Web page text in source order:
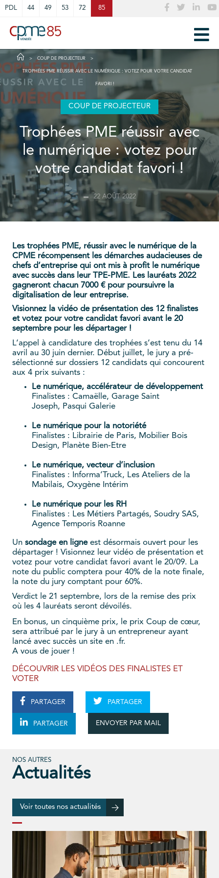
PDL 44 49 53 72 85
COUP DE PROJECTEUR
TROPHÉES PME RÉUSSIR AVEC LE NUMÉRIQUE : VOTEZ POUR VOTRE CANDIDAT
FAVORI !
COUP DE PROJECTEUR
Trophées PME réussir avec
le numérique : votez pour
votre candidat favori !
22 AOÛT 2022
Les trophées PME, réussir avec le numérique de la
CPME récompensent les démarches audacieuses de
chefs d’entreprise qui ont mis à profit le numérique
avec succès dans leur TPE-PME. Les lauréats 2022
gagneront chacun 7000 € pour poursuivre la
digitalisation de leur entreprise.
Visionnez la vidéo de présentation des 12 finalistes
et votez pour votre candidat favori avant le 20
septembre pour les départager !
L’appel à candidature des trophées s’est tenu du 14
avril au 30 juin dernier. Début juillet, le jury a pré-
sélectionné sur dossiers 12 candidats qui concourent
aux 4 prix suivants :
Le numérique, accélérateur de développement
Finalistes : Camaëlle, Garage Saint
Joseph, Pasqui Galerie
Le numérique pour la notoriété
Finalistes : Librairie de Paris, Mobilier Bois
Design, Planète Bien-Etre
Le numérique, vecteur d’inclusion
Finalistes : Informa’Truck, Les Ateliers de la
Mabilais, Oxygène Intérim
Le numérique pour les RH
Finalistes : Les Métiers Partagés, Soudry SAS,
Agence Temporis Roanne
Un sondage en ligneest désormais ouvert pour les
départager ! Visionnez leur vidéo de présentation et
votez pour votre candidat favori avant le 20/09. La
note du public comptera pour 40% de la note finale,
la note du jury comptant pour 60%.
Verdict le 21 septembre, lors de la remise des prix
où les 4 lauréats seront dévoilés.
En bonus, un cinquième prix, le prix Coup de cœur,
sera attribué par le jury à un entrepreneur ayant
lancé avec succès un site en .fr.
A vous de jouer !
DÉCOUVRIR LES VIDÉOS DES FINALISTES ET
VOTER
PARTAGER PARTAGER
PARTAGER ENVOYER PAR MAIL
NOS AUTRES
Actualités
Voir toutes nos actualités
Cookies management panel